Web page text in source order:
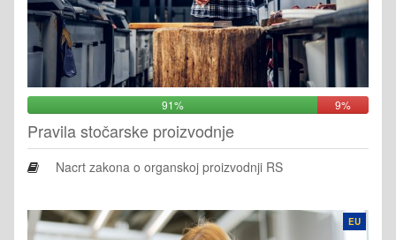
91% 9%
Pravila stočarske proizvodnje
Nacrt zakona o organskoj proizvodnji RS
EU